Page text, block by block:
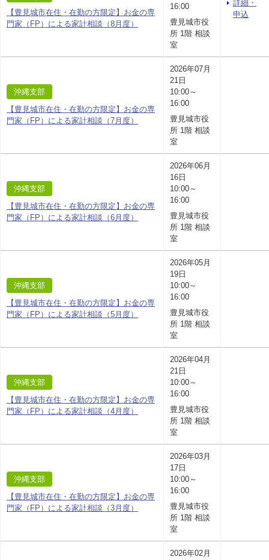
【豊見城市在住・在勤の方限定】お金の専
門家（FP）による家計相談（8月度）
16:00
豊見城市役
所 1階 相談
室
詳細・
申込
沖縄支部
【豊見城市在住・在勤の方限定】お金の専
門家（FP）による家計相談（7月度）
2026年07月
21日
10:00～
16:00
豊見城市役
所 1階 相談
室
沖縄支部
【豊見城市在住・在勤の方限定】お金の専
門家（FP）による家計相談（6月度）
2026年06月
16日
10:00～
16:00
豊見城市役
所 1階 相談
室
沖縄支部
【豊見城市在住・在勤の方限定】お金の専
門家（FP）による家計相談（5月度）
2026年05月
19日
10:00～
16:00
豊見城市役
所 1階 相談
室
沖縄支部
【豊見城市在住・在勤の方限定】お金の専
門家（FP）による家計相談（4月度）
2026年04月
21日
10:00～
16:00
豊見城市役
所 1階 相談
室
沖縄支部
【豊見城市在住・在勤の方限定】お金の専
門家（FP）による家計相談（3月度）
2026年03月
17日
10:00～
16:00
豊見城市役
所 1階 相談
室
2026年02月